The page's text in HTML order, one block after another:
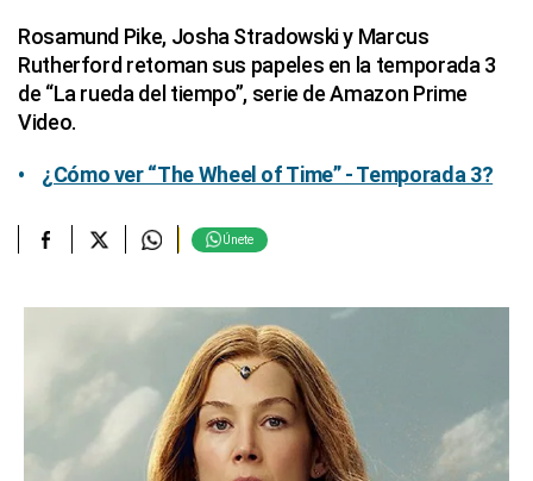
Rosamund Pike, Josha Stradowski y Marcus
Rutherford retoman sus papeles en la temporada 3
de “La rueda del tiempo”, serie de Amazon Prime
Video.
¿Cómo ver “The Wheel of Time” - Temporada 3?
Únete